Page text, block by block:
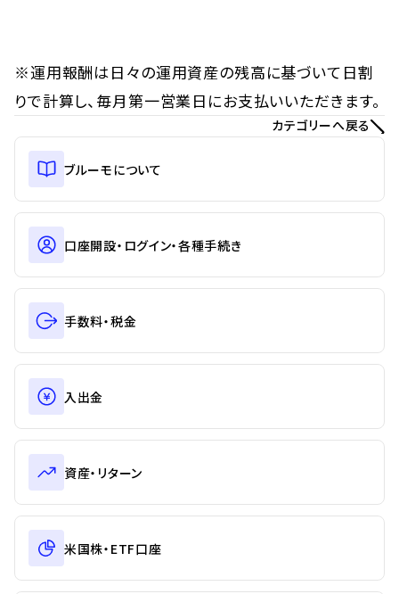
※運用報酬は日々の運用資産の残高に基づいて日割
りで計算し、毎月第一営業日にお支払いいただきます。
カテゴリーへ戻る
ブルーモについて
口座開設・ログイン・各種手続き
手数料・税金
入出金
資産・リターン
米国株・ETF口座